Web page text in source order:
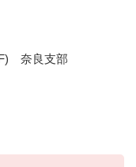
奈良支部